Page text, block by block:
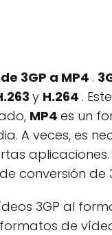
3GP a MP4 .
y H.264 .
MP4 es un
A veces, es
aplicaciones.
conversión de
3GP al
de